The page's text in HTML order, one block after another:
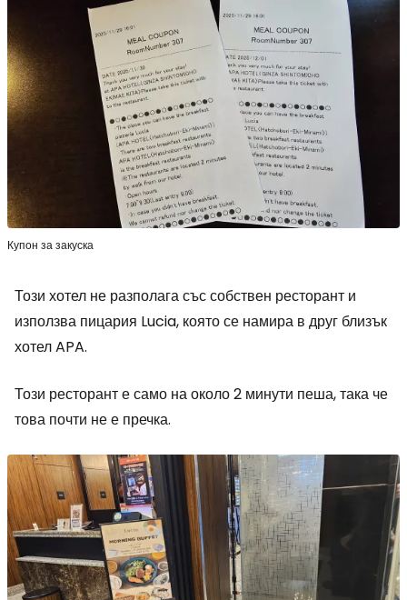
Купон за закуска
Този хотел не разполага със собствен ресторант и
използва пицария Lucia, която се намира в друг близък
хотел APA.
Този ресторант е само на около 2 минути пеша, така че
това почти не е пречка.